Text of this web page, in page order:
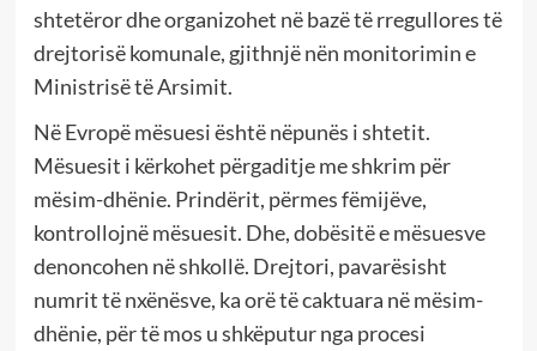
shtetëror dhe organizohet në bazë të rregullores të
drejtorisë komunale, gjithnjë nën monitorimin e
Ministrisë të Arsimit.
Në Evropë mësuesi është nëpunës i shtetit.
Mësuesit i kërkohet përgaditje me shkrim për
mësim-dhënie. Prindërit, përmes fëmijëve,
kontrollojnë mësuesit. Dhe, dobësitë e mësuesve
denoncohen në shkollë. Drejtori, pavarësisht
numrit të nxënësve, ka orë të caktuara në mësim-
dhënie, për të mos u shkëputur nga procesi